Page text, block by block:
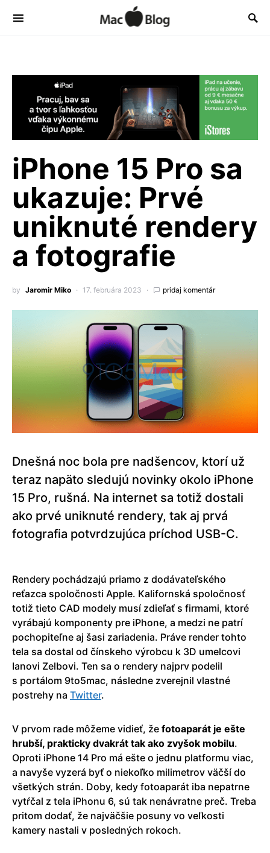
iPhone 15 Pro sa
ukazuje: Prvé
uniknuté rendery
a fotografie
by Jaromir Miko 17. februára 2023 pridaj komentár
Dnešná noc bola pre nadšencov, ktorí už
teraz napäto sledujú novinky okolo iPhone
15 Pro, rušná. Na internet sa totiž dostali
ako prvé uniknuté rendery, tak aj prvá
fotografia potvrdzujúca príchod USB-C.
Rendery pochádzajú priamo z dodávateľského
reťazca spoločnosti Apple. Kalifornská spoločnosť
totiž tieto CAD modely musí zdieľať s firmami, ktoré
vyrábajú komponenty pre iPhone, a medzi ne patrí
pochopiteľne aj šasi zariadenia. Práve render tohto
tela sa dostal od čínskeho výrobcu k 3D umelcovi
Ianovi Zelbovi. Ten sa o rendery najprv podelil
s portálom 9to5mac, následne zverejnil vlastné
postrehy na Twitter.
V prvom rade môžeme vidieť, že fotoaparát je ešte
hrubší, prakticky dvakrát tak ako zvyšok mobilu.
Oproti iPhone 14 Pro má ešte o jednu platformu viac,
a navyše vyzerá byť o niekoľko milimetrov väčší do
všetkých strán. Doby, kedy fotoaparát iba nepatrne
vytŕčal z tela iPhonu 6, sú tak nenávratne preč. Treba
pritom dodať, že najväčšie posuny vo veľkosti
kamery nastali v posledných rokoch.